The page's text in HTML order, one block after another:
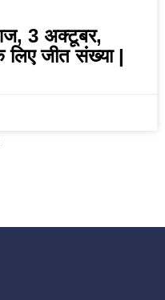
3 अक्टूबर,
जीत संख्या |